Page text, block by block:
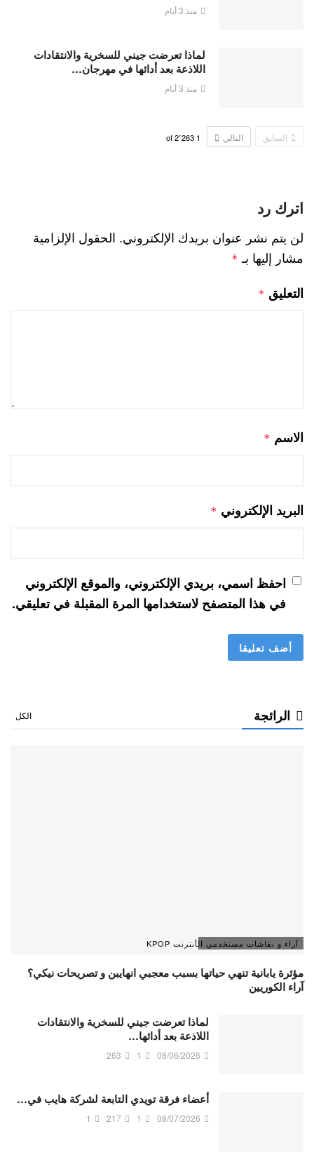
منذ 3 أيام
لماذا تعرضت جيني للسخرية والانتقادات
اللاذعة بعد أدائها في مهرجان…
منذ 3 أيام
السابق التالي 1 2٬263
اترك رد
لن يتم نشر عنوان بريدك الإلكتروني. الحقول الإلزامية
مشار إليها بـ *
التعليق *
الاسم *
البريد الإلكتروني *
احفظ اسمي، بريدي الإلكتروني، والموقع الإلكتروني
في هذا المتصفح لاستخدامها المرة المقبلة في تعليقي.
الرائجة الكل
آراء و نقاشات مستخدمي الأنترنت KPOP
مؤثرة يابانية تنهي حياتها بسبب معجبي انهايبن و تصريحات نيكي؟
آراء الكوريين
لماذا تعرضت جيني للسخرية والانتقادات
اللاذعة بعد أدائها…
08/06/2026
1
263
أعضاء فرقة تويدي التابعة لشركة هايب في…
08/07/2026
1
217
1